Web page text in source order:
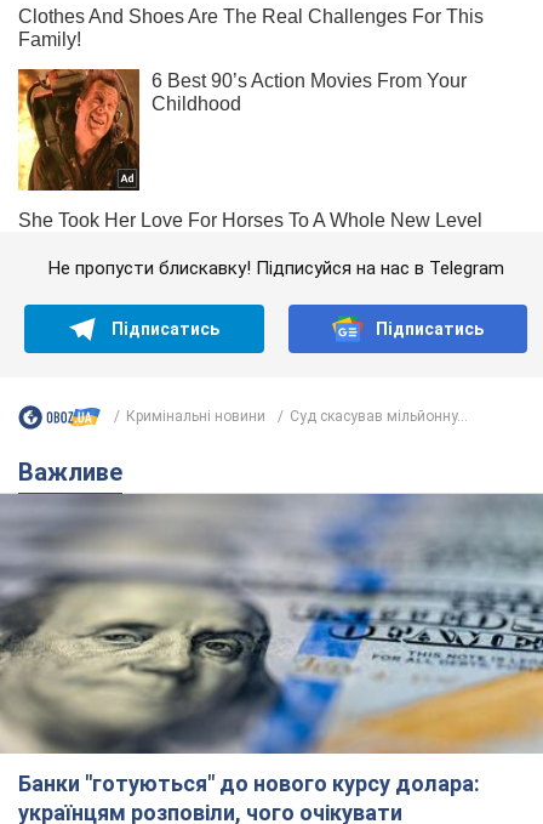
Не пропусти блискавку! Підписуйся на нас в Telegram
Підписатись Підписатись
Кримінальні новини Суд скасував мільйонну...
Важливе
Банки "готуються" до нового курсу долара:
українцям розповіли, чого очікувати